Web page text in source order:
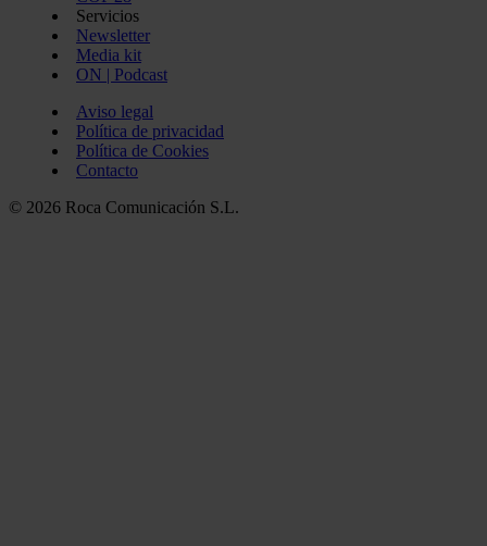
Servicios
Newsletter
Media kit
ON | Podcast
Aviso legal
Política de privacidad
Política de Cookies
Contacto
© 2026 Roca Comunicación S.L.